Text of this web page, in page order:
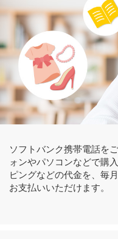
ソフトバンク携帯電話を
ォンやパソコンなどで購
ピングなどの代金を、毎
お支払いいただけます。